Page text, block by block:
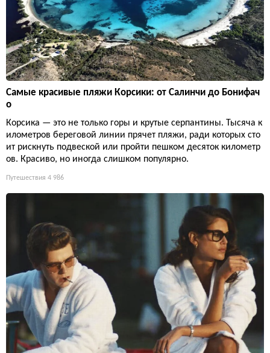
Самые красивые пляжи Корсики: от Салинчи до Бонифач
о
Корсика — это не только горы и крутые серпантины. Тысяча к
илометров береговой линии прячет пляжи, ради которых сто
ит рискнуть подвеской или пройти пешком десяток километр
ов. Красиво, но иногда слишком популярно.
Путешествия 4 986